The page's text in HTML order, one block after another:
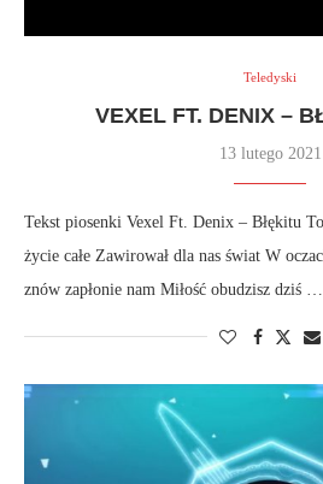
Teledyski
VEXEL FT. DENIX –
13 lutego 2021
Tekst piosenki Vexel Ft. Denix – Błękitu
życie całe Zawirował dla nas świat W
znów zapłonie nam Miłość obudzisz dziś …